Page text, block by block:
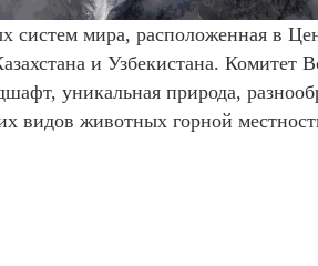
систем мира, расположенная в
и Узбекистана. Комитет
уникальная природа,
видов животных горной